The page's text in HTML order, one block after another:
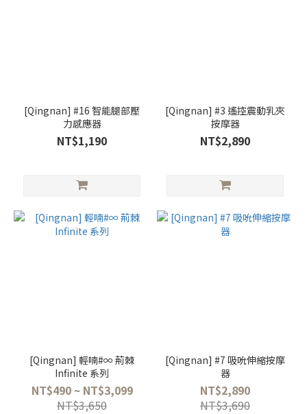
[Qingnan] #16 智能腿部壓
力感應器
NT$1,190
[Qingnan] #3 遙控震動乳夾
按摩器
NT$2,890
[Qingnan] 輕喃#∞ 荊棘
Infinite 系列
NT$490 ~ NT$3,099
NT$3,650
[Qingnan] #7 吸吮伸縮按摩
器
NT$2,890
NT$3,690